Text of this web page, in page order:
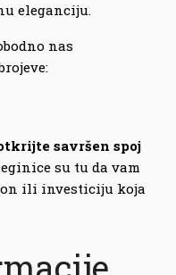
eleganciju.
nas
savršen spoj
su tu da vam
ili investiciju koja